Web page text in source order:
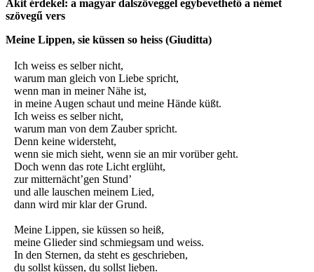
Akit érdekel: a magyar dalszöveggel egybevethető a német
szövegű vers
Meine Lippen, sie küssen so heiss (Giuditta)
Ich weiss es selber nicht,
warum man gleich von Liebe spricht,
wenn man in meiner Nähe ist,
in meine Augen schaut und meine Hände küßt.
Ich weiss es selber nicht,
warum man von dem Zauber spricht.
Denn keine widersteht,
wenn sie mich sieht, wenn sie an mir vorüber geht.
Doch wenn das rote Licht erglüht,
zur mitternächt’gen Stund’
und alle lauschen meinem Lied,
dann wird mir klar der Grund.
Meine Lippen, sie küssen so heiß,
meine Glieder sind schmiegsam und weiss.
In den Sternen, da steht es geschrieben,
du sollst küssen, du sollst lieben.